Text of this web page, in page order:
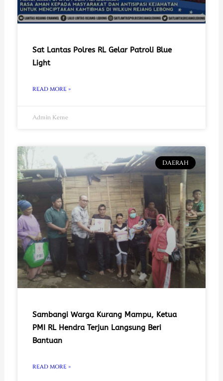
Sat Lantas Polres RL Gelar Patroli Blue
Light
READ MORE »
Admin Keme
DAERAH
Sambangi Warga Kurang Mampu, Ketua
PMI RL Hendra Terjun Langsung Beri
Bantuan
READ MORE »